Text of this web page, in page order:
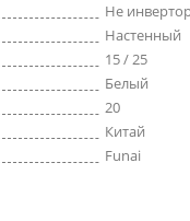
Не
Настенный
15 / 25
Белый
20
Китай
Funai